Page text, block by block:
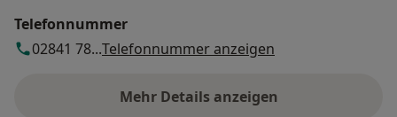
Telefonnummer
02841 78...Telefonnummer anzeigen
Mehr Details anzeigen
über die Adresse